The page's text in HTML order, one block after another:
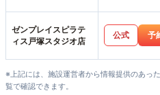
ゼンプレイスピラテ
ィス戸塚スタジオ店
公式 予
※上記には、施設運営者から情報提供のあっ
覧で確認できます。